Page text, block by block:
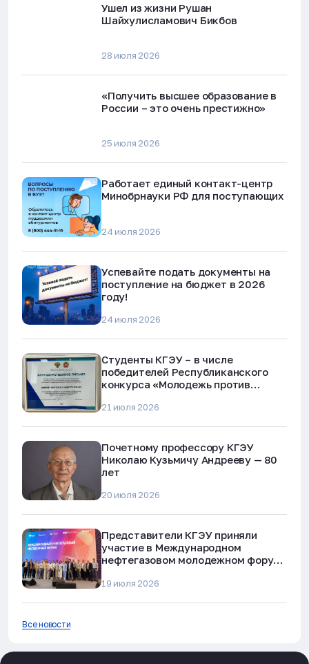
Ушел из жизни Рушан
Шайхулисламович Бикбов
28 июля 2026
«Получить высшее образование в
России – это очень престижно»
25 июля 2026
Работает единый контакт-центр
Минобрнауки РФ для поступающих
24 июля 2026
Успевайте подать документы на
поступление на бюджет в 2026
году!
24 июля 2026
Студенты КГЭУ – в числе
победителей Республиканского
конкурса «Молодежь против
мошенничества»
21 июля 2026
Почетному профессору КГЭУ
Николаю Кузьмичу Андрееву — 80
лет
20 июля 2026
Представители КГЭУ приняли
участие в Международном
нефтегазовом молодежном форуме
19 июля 2026
Все новости